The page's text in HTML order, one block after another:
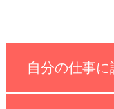
自分の仕事